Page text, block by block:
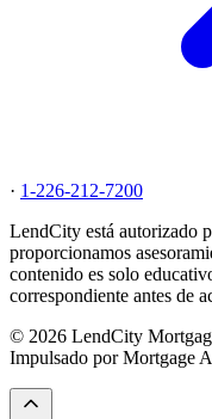
· 1-226-212-7200
LendCity está autorizado
proporcionamos
contenido es solo
correspondiente antes de
© 2026 LendCity
Impulsado por Mortgage